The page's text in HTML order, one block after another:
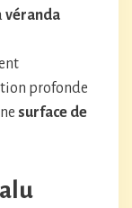
véranda
profonde
surface de